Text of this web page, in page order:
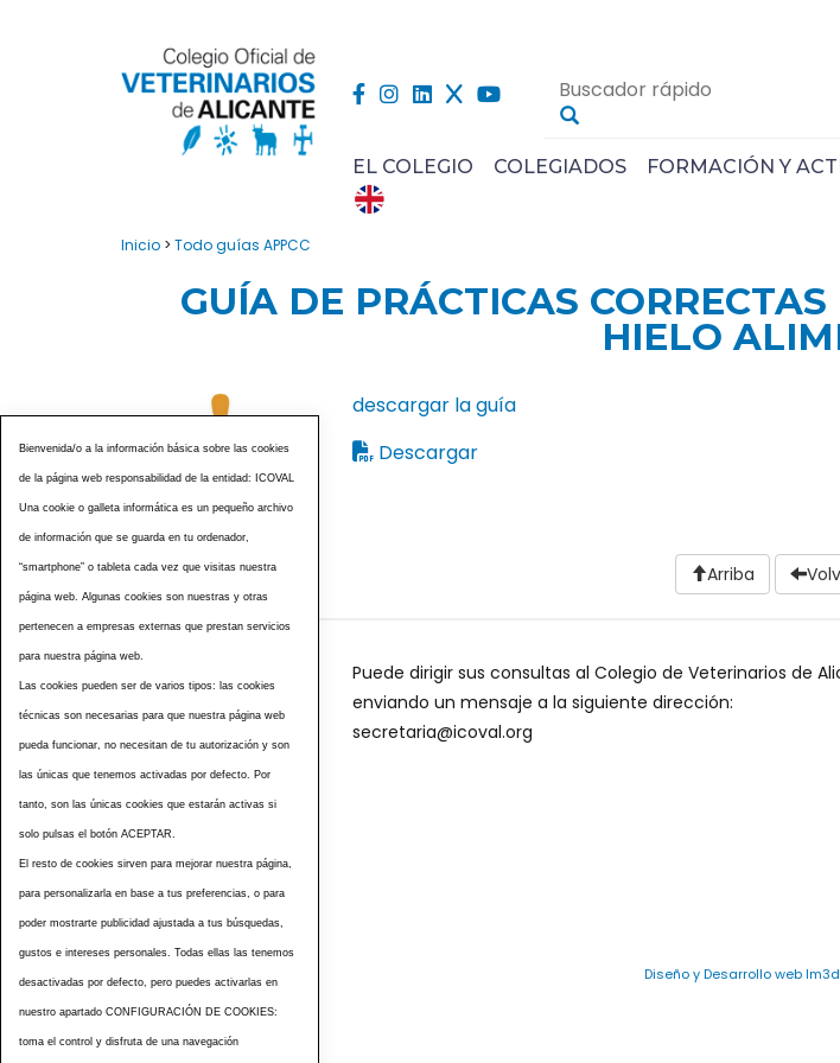
EL COLEGIO COLEGIADOS FORMACIÓN Y
Inicio > Todo guías APPCC
GUÍA DE PRÁCTICAS
HIELO
descargar la guía
Descargar
Arriba
Puede dirigir sus consultas al Colegio de Veterinarios de
enviando un mensaje a la siguiente dirección:
secretaria@icoval.org
Diseño y Desarrollo web
Bienvenida/o a la información básica sobre las cookies
de la página web responsabilidad de la entidad: ICOVAL
Una cookie o galleta informática es un pequeño archivo
de información que se guarda en tu ordenador,
“smartphone” o tableta cada vez que visitas nuestra
página web. Algunas cookies son nuestras y otras
pertenecen a empresas externas que prestan servicios
para nuestra página web.
Las cookies pueden ser de varios tipos: las cookies
técnicas son necesarias para que nuestra página web
pueda funcionar, no necesitan de tu autorización y son
las únicas que tenemos activadas por defecto. Por
tanto, son las únicas cookies que estarán activas si
solo pulsas el botón ACEPTAR.
El resto de cookies sirven para mejorar nuestra página,
para personalizarla en base a tus preferencias, o para
poder mostrarte publicidad ajustada a tus búsquedas,
gustos e intereses personales. Todas ellas las tenemos
desactivadas por defecto, pero puedes activarlas en
nuestro apartado CONFIGURACIÓN DE COOKIES:
toma el control y disfruta de una navegación